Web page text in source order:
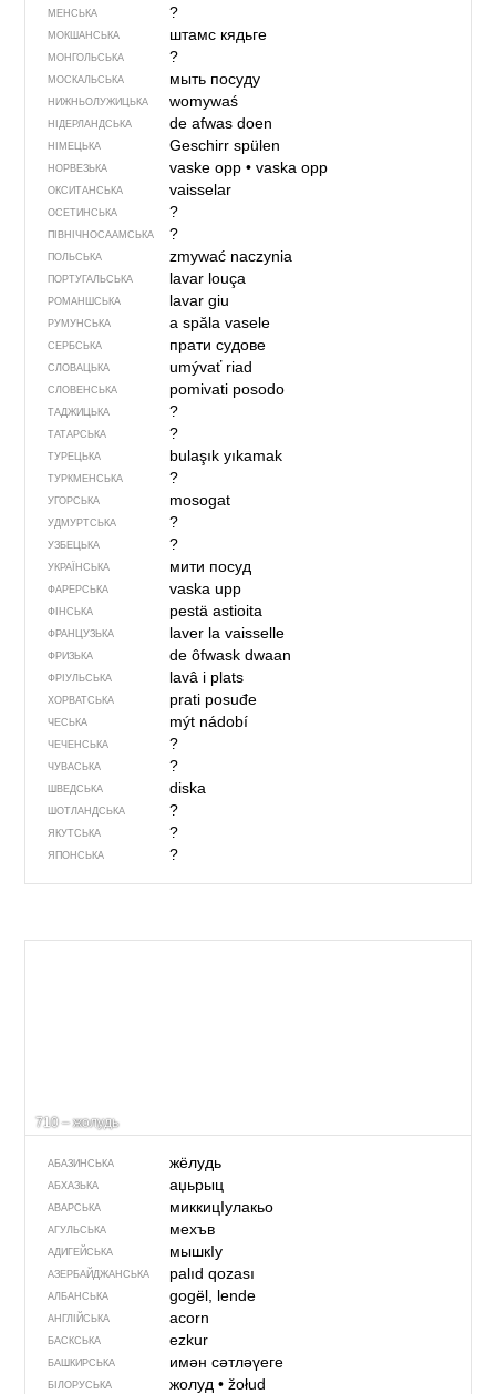
МЕНСЬКА ?
МОКШАНСЬКА штамс кядьге
МОНГОЛЬСЬКА ?
МОСКАЛЬСЬКА мыть посуду
НИЖНЬОЛУЖИЦЬКА womywaś
НІДЕРЛАНДСЬКА de afwas doen
НІМЕЦЬКА Geschirr spülen
НОРВЕЗЬКА vaske opp• vaska opp
ОКСИТАНСЬКА vaisselar
ОСЕТИНСЬКА ?
ПІВНІЧНОСААМСЬКА ?
ПОЛЬСЬКА zmywać naczynia
ПОРТУГАЛЬСЬКА lavar louça
РОМАНШСЬКА lavar giu
РУМУНСЬКА a spăla vasele
СЕРБСЬКА прати судове
СЛОВАЦЬКА umývať riad
СЛОВЕНСЬКА pomivati posodo
ТАДЖИЦЬКА ?
ТАТАРСЬКА ?
ТУРЕЦЬКА bulaşık yıkamak
ТУРКМЕНСЬКА ?
УГОРСЬКА mosogat
УДМУРТСЬКА ?
УЗБЕЦЬКА ?
УКРАЇНСЬКА мити посуд
ФАРЕРСЬКА vaska upp
ФІНСЬКА pestä astioita
ФРАНЦУЗЬКА laver la vaisselle
ФРИЗЬКА de ôfwask dwaan
ФРІУЛЬСЬКА lavâ i plats
ХОРВАТСЬКА prati posuđe
ЧЕСЬКА mýt nádobí
ЧЕЧЕНСЬКА ?
ЧУВАСЬКА ?
ШВЕДСЬКА diska
ШОТЛАНДСЬКА ?
ЯКУТСЬКА ?
ЯПОНСЬКА ?
710 – жолудь
АБАЗИНСЬКА жёлудь
АБХАЗЬКА аџьрыц
АВАРСЬКА миккицIулакьо
АГУЛЬСЬКА мехъв
АДИГЕЙСЬКА мышкIу
АЗЕРБАЙДЖАНСЬКА palıd qozası
АЛБАНСЬКА gogël, lende
АНГЛІЙСЬКА acorn
БАСКСЬКА ezkur
БАШКИРСЬКА имән сәтләүеге
БІЛОРУСЬКА жолуд• žołud